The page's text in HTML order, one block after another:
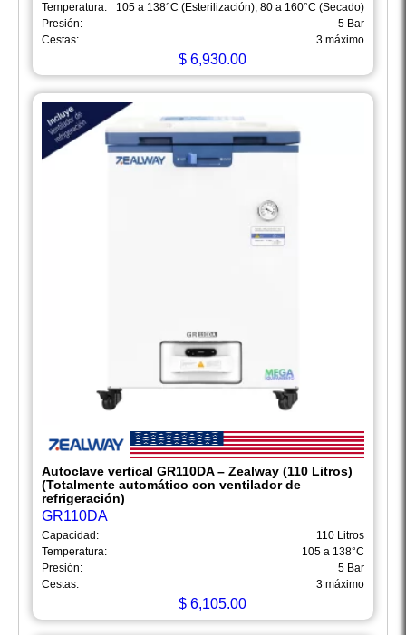
Temperatura:
105 a 138°C (Esterilización), 80 a 160°C (Secado)
Presión:
5 Bar
Cestas:
3 máximo
$6,930.00
Autoclave vertical GR110DA – Zealway (110 Litros)
(Totalmente automático con ventilador de
refrigeración)
GR110DA
Capacidad:
110 Litros
Temperatura:
105 a 138°C
Presión:
5 Bar
Cestas:
3 máximo
$6,105.00